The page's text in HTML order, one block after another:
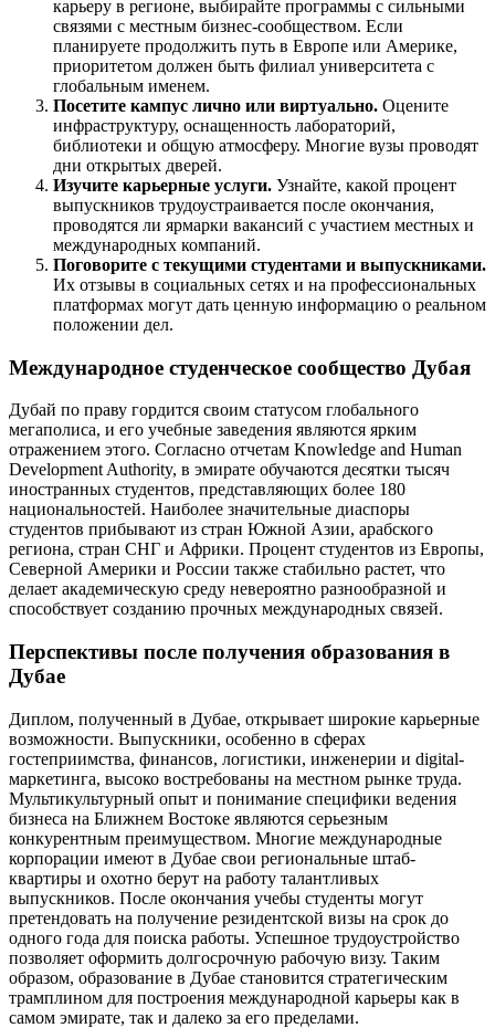
карьеру в регионе, выбирайте программы с сильными
связями с местным бизнес-сообществом. Если
планируете продолжить путь в Европе или Америке,
приоритетом должен быть филиал университета с
глобальным именем.
Посетите кампус лично или виртуально. Оцените
инфраструктуру, оснащенность лабораторий,
библиотеки и общую атмосферу. Многие вузы проводят
дни открытых дверей.
Изучите карьерные услуги. Узнайте, какой процент
выпускников трудоустраивается после окончания,
проводятся ли ярмарки вакансий с участием местных и
международных компаний.
Поговорите с текущими студентами и выпускниками.
Их отзывы в социальных сетях и на профессиональных
платформах могут дать ценную информацию о реальном
положении дел.
Международное студенческое сообщество Дубая
Дубай по праву гордится своим статусом глобального
мегаполиса, и его учебные заведения являются ярким
отражением этого. Согласно отчетам Knowledge and Human
Development Authority, в эмирате обучаются десятки тысяч
иностранных студентов, представляющих более 180
национальностей. Наиболее значительные диаспоры
студентов прибывают из стран Южной Азии, арабского
региона, стран СНГ и Африки. Процент студентов из Европы,
Северной Америки и России также стабильно растет, что
делает академическую среду невероятно разнообразной и
способствует созданию прочных международных связей.
Перспективы после получения образования в
Дубае
Диплом, полученный в Дубае, открывает широкие карьерные
возможности. Выпускники, особенно в сферах
гостеприимства, финансов, логистики, инженерии и digital-
маркетинга, высоко востребованы на местном рынке труда.
Мультикультурный опыт и понимание специфики ведения
бизнеса на Ближнем Востоке являются серьезным
конкурентным преимуществом. Многие международные
корпорации имеют в Дубае свои региональные штаб-
квартиры и охотно берут на работу талантливых
выпускников. После окончания учебы студенты могут
претендовать на получение резидентской визы на срок до
одного года для поиска работы. Успешное трудоустройство
позволяет оформить долгосрочную рабочую визу. Таким
образом, образование в Дубае становится стратегическим
трамплином для построения международной карьеры как в
самом эмирате, так и далеко за его пределами.